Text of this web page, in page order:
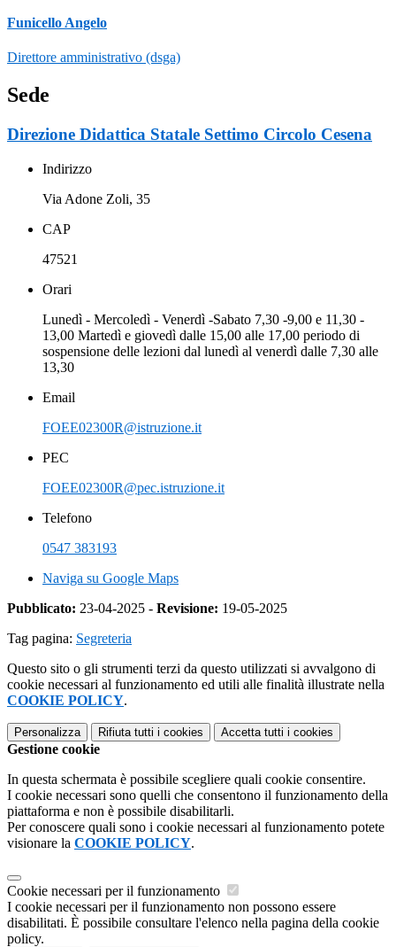
Funicello Angelo
Direttore amministrativo (dsga)
Sede
Direzione Didattica Statale Settimo Circolo Cesena
Indirizzo
Via Adone Zoli, 35
CAP
47521
Orari
Lunedì - Mercoledì - Venerdì -Sabato 7,30 -9,00 e 11,30 -
13,00 Martedì e giovedì dalle 15,00 alle 17,00 periodo di
sospensione delle lezioni dal lunedì al venerdì dalle 7,30 alle
13,30
Email
FOEE02300R@istruzione.it
PEC
FOEE02300R@pec.istruzione.it
Telefono
0547 383193
Naviga su Google Maps
Pubblicato: 23-04-2025 - Revisione: 19-05-2025
Tag pagina: Segreteria
Questo sito o gli strumenti terzi da questo utilizzati si avvalgono di
cookie necessari al funzionamento ed utili alle finalità illustrate nella
COOKIE POLICY.
Personalizza Rifiuta tutti i cookies Accetta tutti i cookies
Gestione cookie
In questa schermata è possibile scegliere quali cookie consentire.
I cookie necessari sono quelli che consentono il funzionamento della
piattaforma e non è possibile disabilitarli.
Per conoscere quali sono i cookie necessari al funzionamento potete
visionare la COOKIE POLICY.
Cookie necessari per il funzionamento
I cookie necessari per il funzionamento non possono essere
disabilitati. È possibile consultare l'elenco nella pagina della cookie
policy.